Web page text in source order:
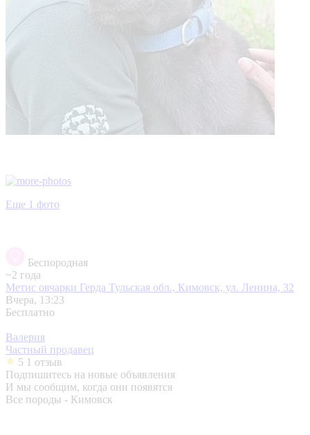
Еще 1 фото
Беспородная
~2 года
Метис овчарки Герда Тульская обл., Кимовск, ул. Ленина, 32
Вчера, 13:23
Бесплатно
Валерия
Частный продавец
5 1 отзыв
Подпишитесь на новые объявления
И мы сообщим, когда они появятся
Все породы - Кимовск